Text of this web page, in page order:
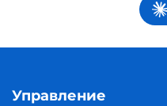
Управление